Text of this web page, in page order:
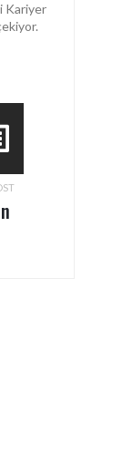
Kariyer